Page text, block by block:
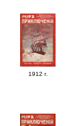
1912 г.